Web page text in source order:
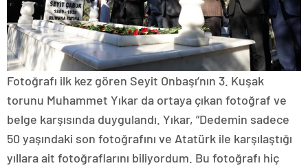
Fotoğrafı ilk kez gören Seyit Onbaşı’nın 3. Kuşak
torunu Muhammet Yıkar da ortaya çıkan fotoğraf ve
belge karşısında duygulandı. Yıkar, ”Dedemin sadece
50 yaşındaki son fotoğrafını ve Atatürk ile karşılaştığı
yıllara ait fotoğraflarını biliyordum. Bu fotoğrafı hiç